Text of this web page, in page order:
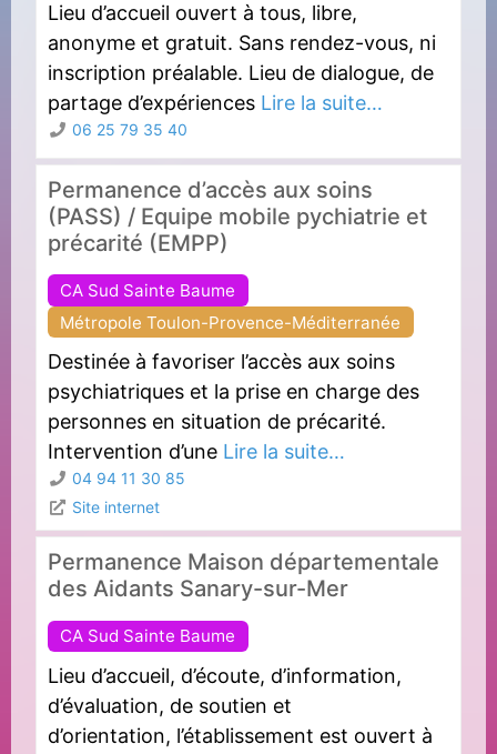
Lieu d’accueil ouvert à tous, libre,
anonyme et gratuit. Sans rendez-vous, ni
inscription préalable. Lieu de dialogue, de
partage d’expériences Lire la suite…
06 25 79 35 40
Permanence d’accès aux soins
(PASS) / Equipe mobile pychiatrie et
précarité (EMPP)
CA Sud Sainte Baume
Métropole Toulon-Provence-Méditerranée
Destinée à favoriser l’accès aux soins
psychiatriques et la prise en charge des
personnes en situation de précarité.
Intervention d’une Lire la suite…
04 94 11 30 85
Site internet
Permanence Maison départementale
des Aidants Sanary-sur-Mer
CA Sud Sainte Baume
Lieu d’accueil, d’écoute, d’information,
d’évaluation, de soutien et
d’orientation, l’établissement est ouvert à